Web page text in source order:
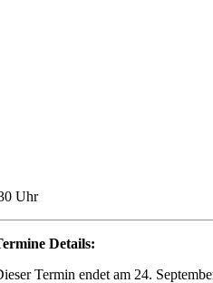
Uhr
Details:
Termin endet am 24.